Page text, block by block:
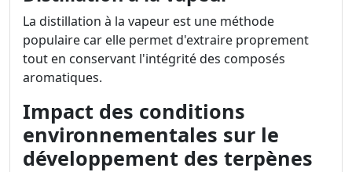
La distillation à la vapeur est une méthode
populaire car elle permet d'extraire proprement
tout en conservant l'intégrité des composés
aromatiques.
Impact des conditions
environnementales sur le
développement des terpènes